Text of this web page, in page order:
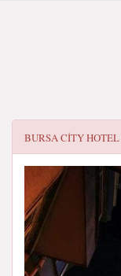
BURSA CITY HOTEL